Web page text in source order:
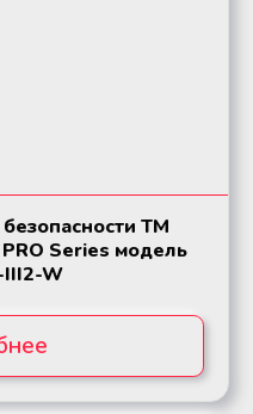
ТМ
Series модель
III2-W